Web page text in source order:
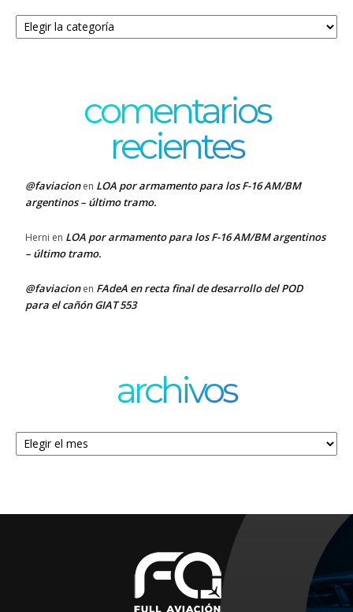
Categorías
comentarios
recientes
@faviacionen LOA por armamento para los F-16 AM/BM
argentinos – último tramo.
Herni en LOA por armamento para los F-16 AM/BM argentinos
– último tramo.
@faviacionen FAdeA en recta final de desarrollo del POD
para el cañón GIAT 553
archivos
Archivos